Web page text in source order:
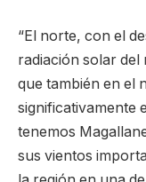
“El norte, con el
radiación solar del
que también en el
significativamente
tenemos
sus vientos